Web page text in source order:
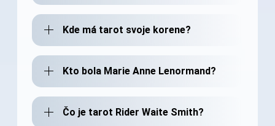
Kde má tarot svoje korene?
Kto bola Marie Anne Lenormand?
Čo je tarot Rider Waite Smith?